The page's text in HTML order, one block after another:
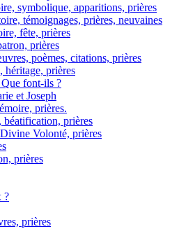
symbolique, apparitions, prières
témoignages, prières, neuvaines
fête, prières
prières
poèmes, citations, prières
héritage, prières
font-ils ?
et Joseph
prières.
béatification, prières
Volonté, prières
prières
?
prières